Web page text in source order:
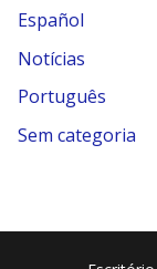
Español
Notícias
Português
Sem categoria